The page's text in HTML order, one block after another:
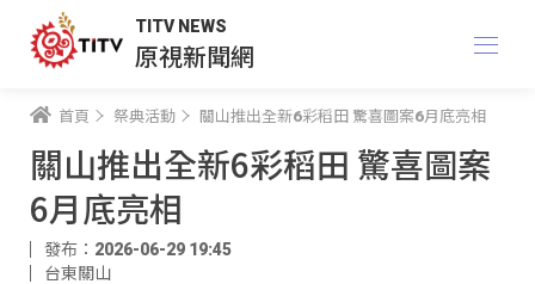
TITV NEWS
原視新聞網
首頁 祭典活動 關山推出全新6彩稻田 驚喜圖案6月底亮相
關山推出全新6彩稻田 驚喜圖案
6月底亮相
發布：2026-06-29 19:45
台東關山